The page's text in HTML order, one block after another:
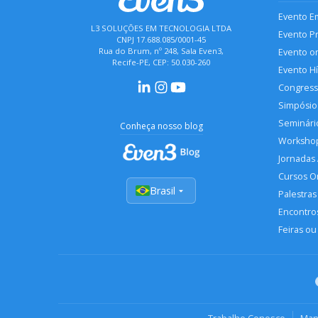
L3 SOLUÇÕES EM TECNOLOGIA LTDA
CNPJ 17.688.085/0001-45
Rua do Brum, nº 248, Sala Even3,
Recife-PE, CEP: 50.030-260
Conheça nosso blog
Brasil
Evento
Evento
Evento
Evento
Simpósio
Cursos
Palestras
Feiras